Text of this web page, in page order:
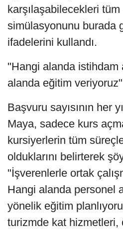
karşılaşabilecekleri
simülasyonunu burada
ifadelerini kullandı.
"Hangi alanda istihdam
alanda eğitim veriyoruz"
Başvuru sayısının her
Maya, sadece kurs
kursiyerlerin tüm
olduklarını belirterek
"İşverenlerle ortak
Hangi alanda personel
yönelik eğitim
turizmde kat hizmetleri,